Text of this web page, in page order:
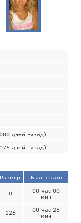
дней назад)
дней назад)
Размер Был в чате
0
00 час 00
мин
128
00 час 25
мин